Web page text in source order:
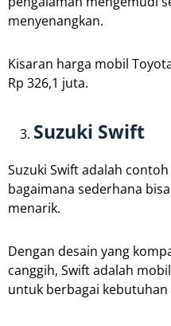
menyenangkan.
Kisaran harga mobil
Rp 326,1 juta.
Suzuki Swift
Suzuki Swift adalah
bagaimana sederhana
menarik.
Dengan desain yang
canggih, Swift adalah
untuk berbagai